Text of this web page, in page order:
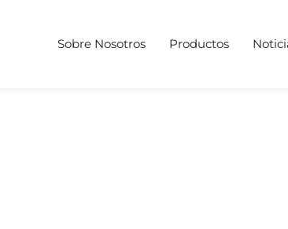
Sobre Nosotros Productos